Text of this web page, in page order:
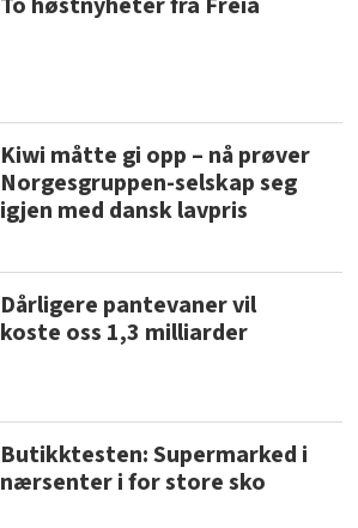
Kiwi måtte gi opp – nå prøver
Norgesgruppen-selskap seg
igjen med dansk lavpris
Dårligere pantevaner vil
koste oss 1,3 milliarder
Butikktesten: Supermarked i
nærsenter i for store sko